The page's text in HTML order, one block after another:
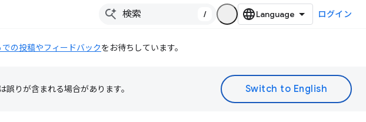
/ ログイン
の投稿やフィードバックをお待ちしています。
りが含まれる場合があります。